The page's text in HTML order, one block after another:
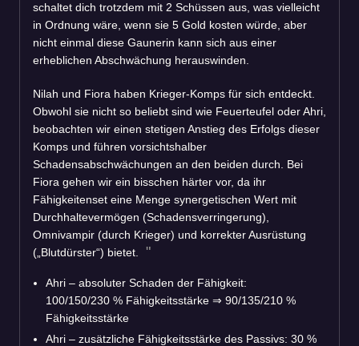
schaltet dich trotzdem mit 2 Schüssen aus, was vielleicht
in Ordnung wäre, wenn sie 5 Gold kosten würde, aber
nicht einmal diese Gaunerin kann sich aus einer
erheblichen Abschwächung herauswinden.
Nilah und Fiora haben Krieger-Komps für sich entdeckt.
Obwohl sie nicht so beliebt sind wie Feuerteufel oder Ahri,
beobachten wir einen stetigen Anstieg des Erfolgs dieser
Komps und führen vorsichtshalber
Schadensabschwächungen an den beiden durch. Bei
Fiora gehen wir ein bisschen härter vor, da ihr
Fähigkeitenset eine Menge synergetischen Wert mit
Durchhaltevermögen (Schadensverringerung),
Omnivampir (durch Krieger) und korrekter Ausrüstung
(„Blutdürster“) bietet.
Ahri – absoluter Schaden der Fähigkeit:
100/150/230 % Fähigkeitsstärke ⇒ 90/135/210 %
Fähigkeitsstärke
Ahri – zusätzliche Fähigkeitsstärke des Passivs: 30 %